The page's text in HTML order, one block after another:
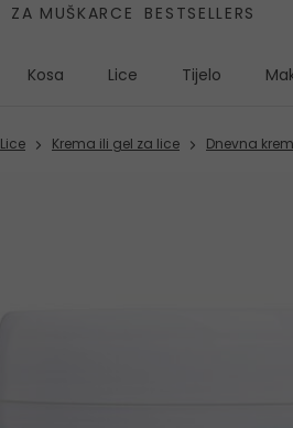
ZA MUŠKARCE BESTSELLERS
Kosa Lice Tijelo
Lice Krema ili gel za lice Dnevna